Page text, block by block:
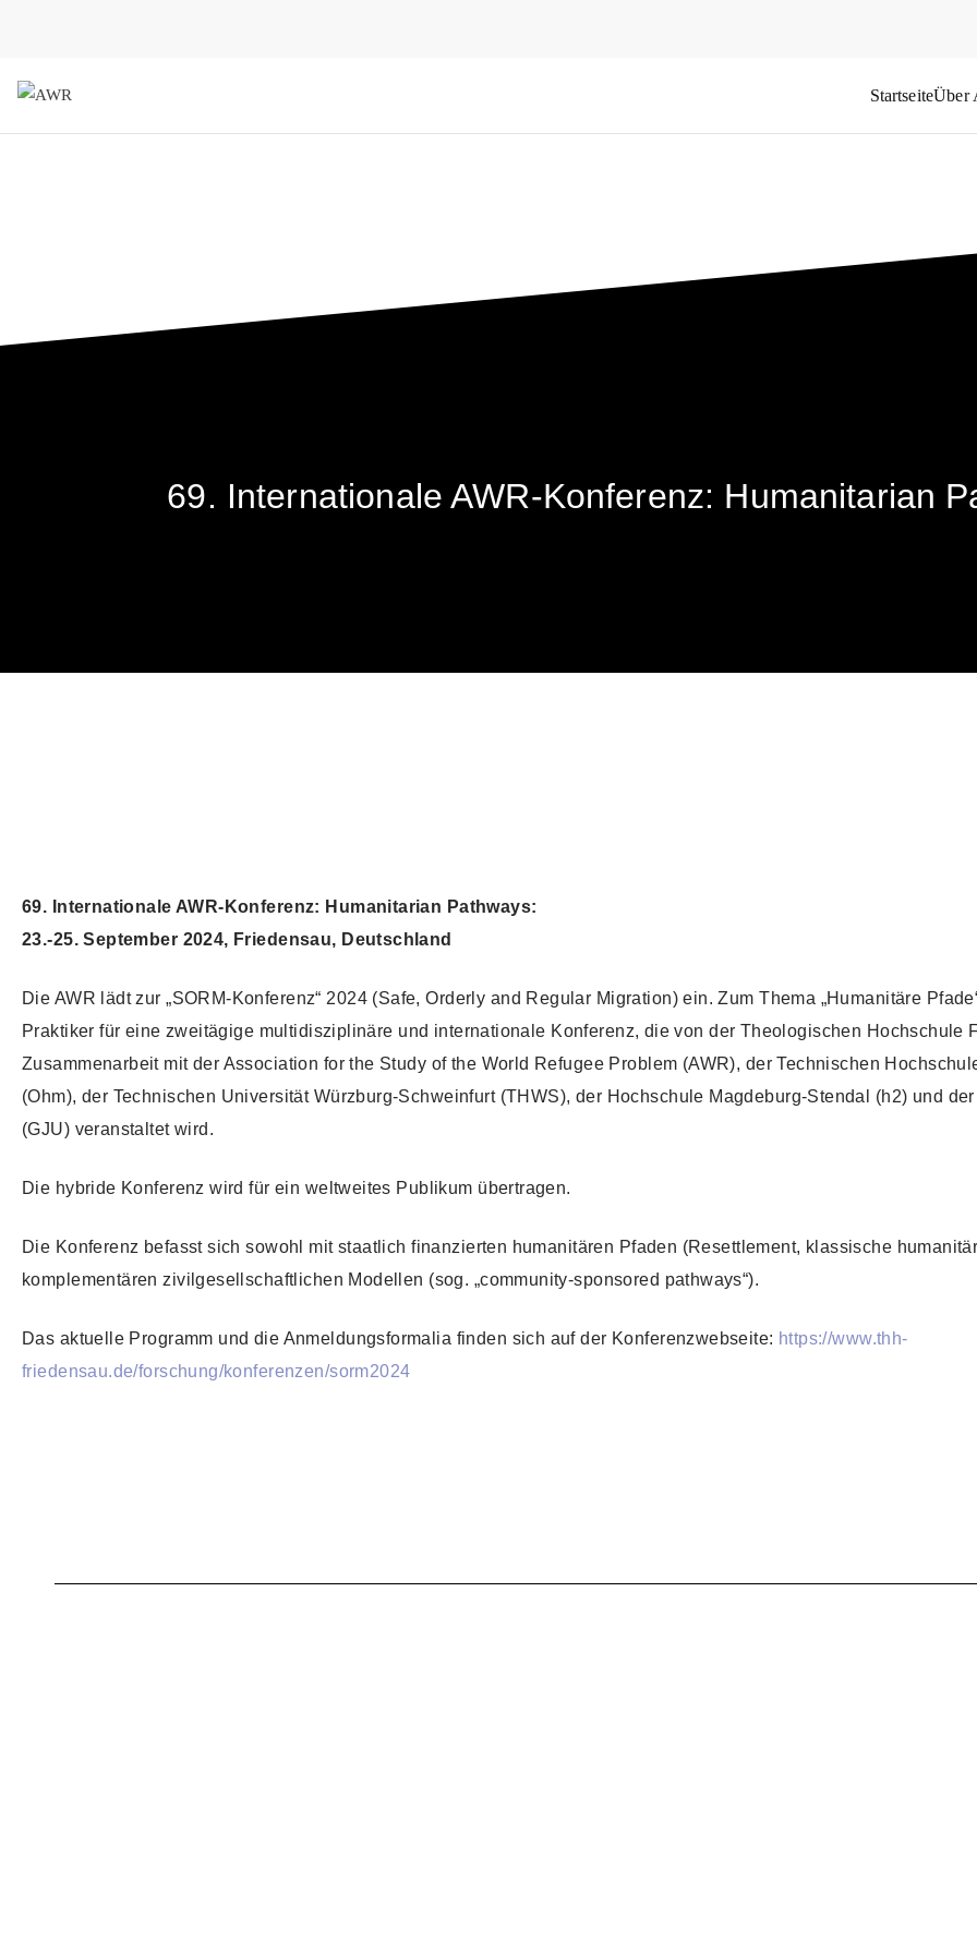
AWR
StartseiteÜber
69. Internationale AWR-Konferenz: Humanitarian
69. Internationale AWR-Konferenz: Humanitarian Pathways:
23.-25. September 2024, Friedensau, Deutschland
Die AWR lädt zur „SORM-Konferenz“ 2024 (Safe, Orderly and Regular Migration) ein. Zum Thema „Humanitäre
Praktiker für eine zweitägige multidisziplinäre und internationale Konferenz, die von der Theologischen Hochschule
Zusammenarbeit mit der Association for the Study of the World Refugee Problem (AWR), der Technischen
(Ohm), der Technischen Universität Würzburg-Schweinfurt (THWS), der Hochschule Magdeburg-Stendal (h2) und
(GJU) veranstaltet wird.
Die hybride Konferenz wird für ein weltweites Publikum übertragen.
Die Konferenz befasst sich sowohl mit staatlich finanzierten humanitären Pfaden (Resettlement, klassische
komplementären zivilgesellschaftlichen Modellen (sog. „community-sponsored pathways“).
Das aktuelle Programm und die Anmeldungsformalia finden sich auf der Konferenzwebseite: https://www.thh-
friedensau.de/forschung/konferenzen/sorm2024